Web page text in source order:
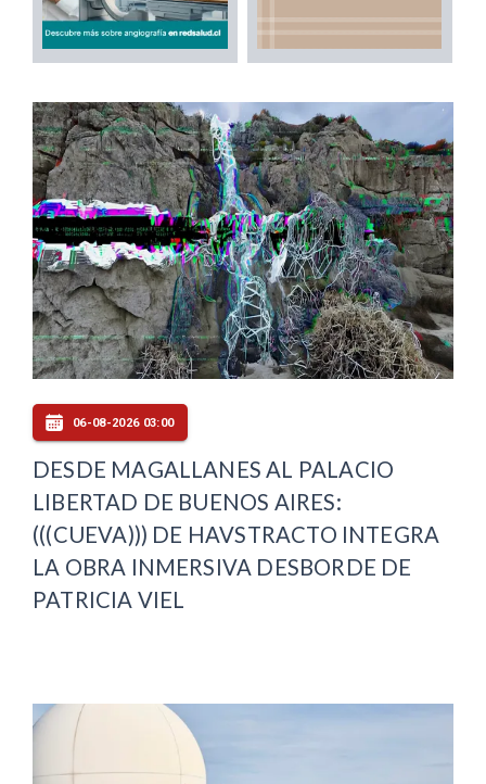
06-08-2026 03:00
DESDE MAGALLANES AL PALACIO
LIBERTAD DE BUENOS AIRES:
(((CUEVA))) DE HAVSTRACTO INTEGRA
LA OBRA INMERSIVA DESBORDE DE
PATRICIA VIEL